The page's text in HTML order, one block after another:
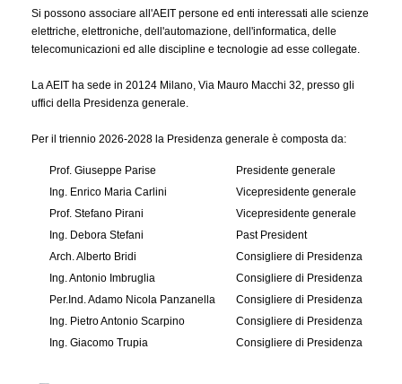
Si possono associare all'AEIT persone ed enti interessati alle scienze
elettriche, elettroniche, dell'automazione, dell'informatica, delle
telecomunicazioni ed alle discipline e tecnologie ad esse collegate.
La AEIT ha sede in 20124 Milano, Via Mauro Macchi 32, presso gli
uffici della Presidenza generale.
Per il triennio 2026-2028 la Presidenza generale è composta da:
Prof. Giuseppe Parise
Presidente generale
Ing. Enrico Maria Carlini
Vicepresidente generale
Prof. Stefano Pirani
Vicepresidente generale
Ing. Debora Stefani
Past President
Arch. Alberto Bridi
Consigliere di Presidenza
Ing. Antonio Imbruglia
Consigliere di Presidenza
Per.Ind. Adamo Nicola Panzanella
Consigliere di Presidenza
Ing. Pietro Antonio Scarpino
Consigliere di Presidenza
Ing. Giacomo Trupia
Consigliere di Presidenza